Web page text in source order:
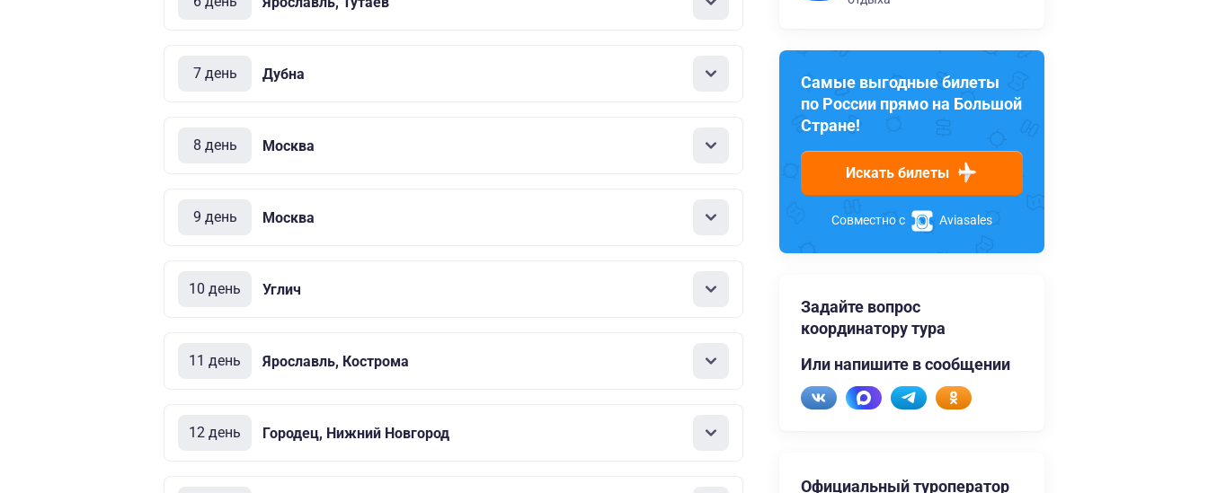
7 день Дубна
8 день Москва
9 день Москва
10 день Углич
11 день Ярославль, Кострома
12 день Городец, Нижний Новгород
Самые выгодные билеты
по России прямо на Большой
Стране!
Искать билеты
Совместно с Aviasales
Задайте вопрос
координатору тура
Или напишите в сообщении
Официальный туроператор